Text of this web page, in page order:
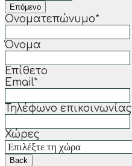
Επόμενο
Ονοματεπώνυμο*
Όνομα
Επίθετο
Email*
Τηλέφωνο επικοινωνίας
Χώρες
Back